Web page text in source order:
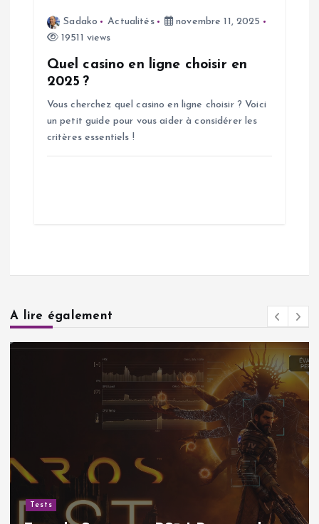
Sadako Actualités
novembre 11, 2025
19511 views
Quel casino en ligne choisir en
2025 ?
Vous cherchez quel casino en ligne choisir ? Voici
un petit guide pour vous aider à considérer les
critères essentiels !
A lire également
Tests